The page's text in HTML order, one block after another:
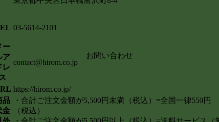
お問い合わせ
03-5614-2101
ー
ア
レ
contact@hirom.co.jp
https://hirom.co.jp/
品
金
・合計ご注文金額が5,500円未満（税込） =全国一律550円
（税込）